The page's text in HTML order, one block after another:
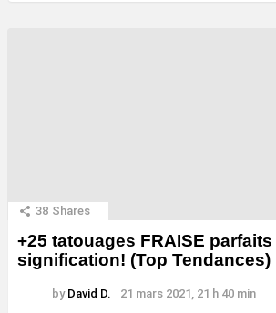
38 Shares
+25 tatouages ​​FRAISE
signification! (Top Tendances)
by David D. 21 mars 2021, 21 h 40 min